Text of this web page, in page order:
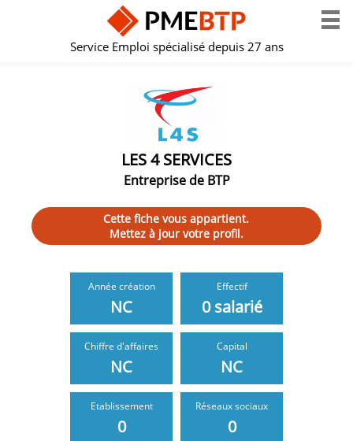
Service Emploi spécialisé depuis 27 ans
LES 4 SERVICES
Entreprise de BTP
Cette fiche vous appartient.
Mettez à jour votre profil.
Année création
NC
Effectif
0 salarié
Chiffre d'affaires
NC
Capital
NC
Etablissement
0
Réseaux sociaux
0